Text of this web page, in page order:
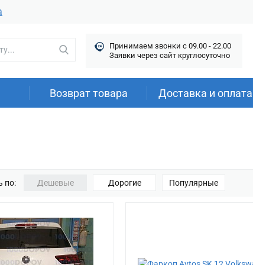
Принимаем звонки c 09.00 - 22.00
Заявки через сайт круглосуточно
Возврат товара Доставка и оплата
по: Дешевые Дорогие Популярные